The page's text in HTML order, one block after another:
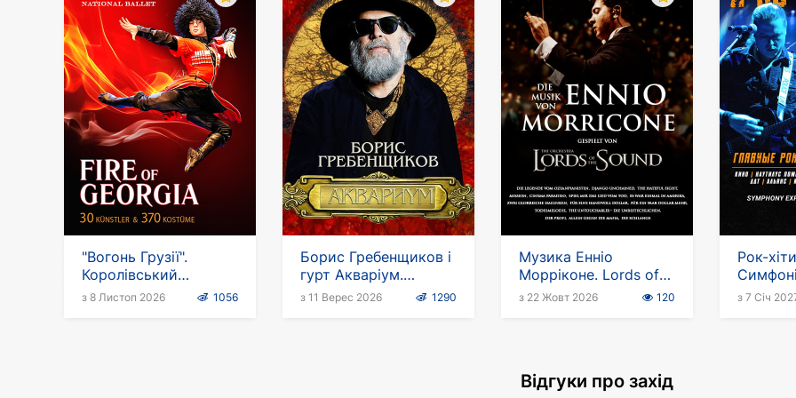
"Вогонь Грузії".
Королівський
національний балет
з 8 Листоп 2026 1056
Борис Гребенщиков і
гурт Акваріум.
Європейський тур
з 11 Верес 2026 1290
Музика Енніо
Морріконе. Lords of
the Sound
з 22 Жовт 2026 120
Рок-
"Я хочу
з 7 Січ
Відгуки про захід